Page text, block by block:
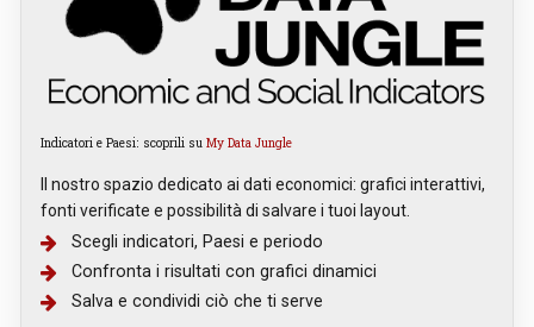
Indicatori e Paesi: scoprili su My Data Jungle
Il nostro spazio dedicato ai dati economici: grafici interattivi,
fonti verificate e possibilità di salvare i tuoi layout.
Scegli indicatori, Paesi e periodo
Confronta i risultati con grafici dinamici
Salva e condividi ciò che ti serve